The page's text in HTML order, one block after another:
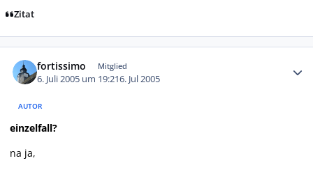
Zitat
fortissimo Mitglied
6. Juli 2005 um 19:216. Jul 2005
AUTOR
einzelfall?
na ja,